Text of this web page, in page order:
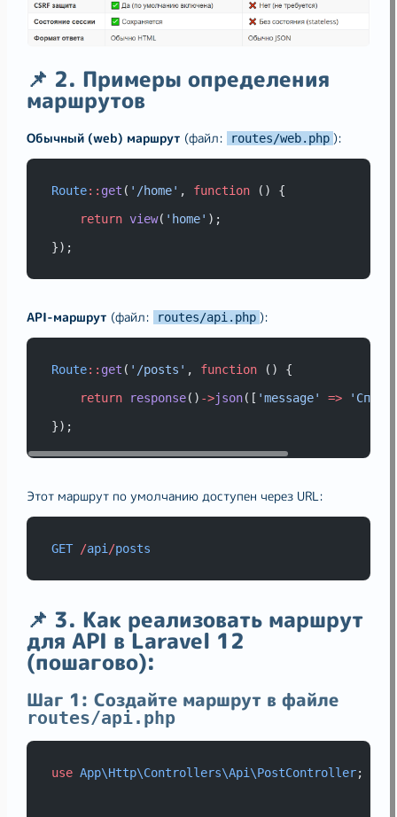
📌 2. Примеры определения
маршрутов
Обычный (web) маршрут (файл: routes/web.php ):
Route:: get ( '/home' , function () {
return view( 'home' );
});
API-маршрут (файл: routes/api.php ):
Route:: get ( '/posts' , function () {
return
response() ->json([ 'message' =>
});
Этот маршрут по умолчанию доступен через URL:
GET /api /posts
📌 3. Как реализовать маршрут
для API в Laravel 12
(пошагово):
Шаг 1: Создайте маршрут в файле
routes/api.php
use App\Http\Controllers\Api\PostController;